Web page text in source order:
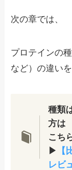
次の章では、
プロテインの
など）の違い
種類
方は
こち
▶ 【
レビ